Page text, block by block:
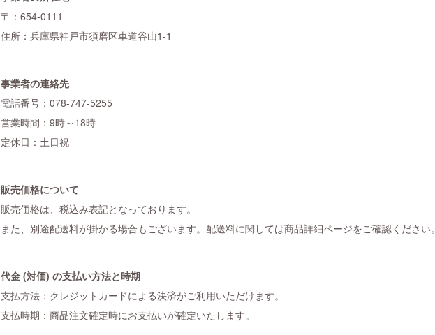
〒：654-0111
住所：兵庫県神戸市須磨区車道谷山1-1
事業者の連絡先
電話番号：078-747-5255
営業時間：9時～18時
定休日：土日祝
販売価格について
販売価格は、税込み表記となっております。
また、別途配送料が掛かる場合もございます。配送料に関しては商品詳細ページをご確認ください。
代金 (対価) の支払い方法と時期
支払方法：クレジットカードによる決済がご利用いただけます。
支払時期：商品注文確定時にお支払いが確定いたします。